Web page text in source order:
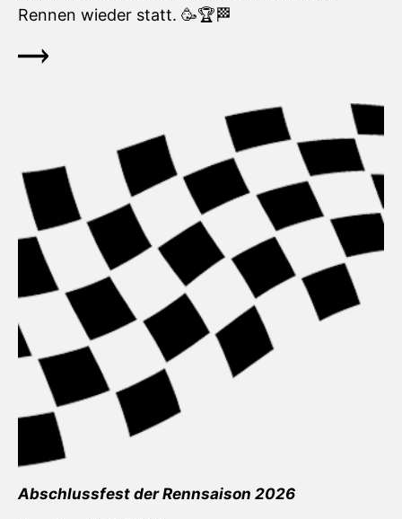
Rennen wieder statt. 🥳🏆🏁
Abschlussfest der Rennsaison 2026